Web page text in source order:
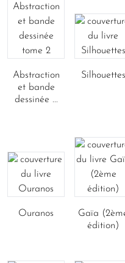
Abstraction
et bande
dessinée ...
Silhouettes
Ouranos
Gaïa
édition)